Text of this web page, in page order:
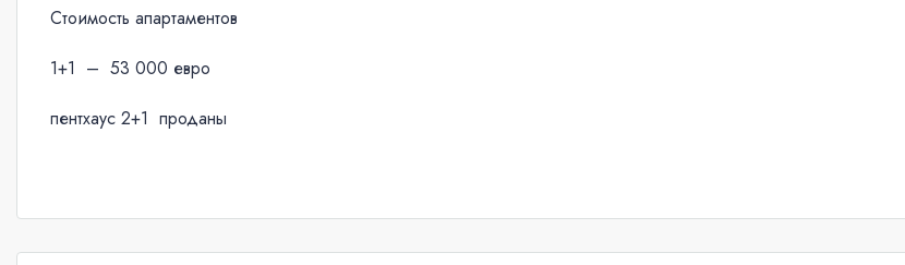
Стоимость апартаментов
1+1 – 53 000 евро
пентхаус 2+1 проданы